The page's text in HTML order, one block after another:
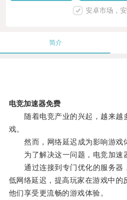
安卓市场，
简介
电竞加速器免费
随着电竞产业的兴起，越来越
戏。
然而，网络延迟成为影响游戏
为了解决这一问题，电竞加速
通过连接到专门优化的服务器
低网络延迟，提高玩家在游戏中的
他们享受更流畅的游戏体验。